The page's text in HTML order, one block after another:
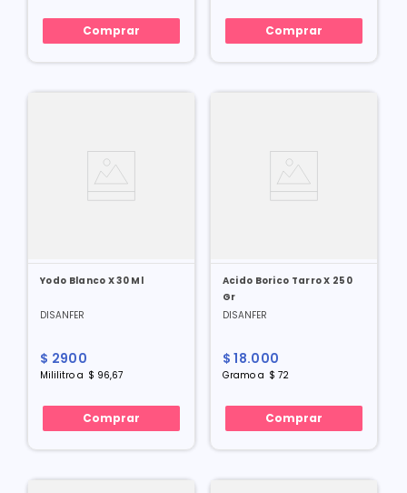
Comprar Comprar
Yodo Blanco X 30 Ml
DISANFER
$ 2900
Mililitro a $ 96,67
Comprar
Acido Borico Tarro X 250
Gr
DISANFER
$ 18.000
Gramoa $ 72
Comprar